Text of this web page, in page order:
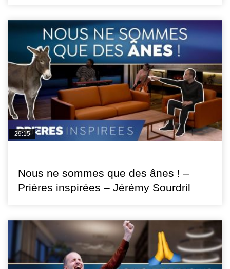
29:15
Nous ne sommes que des ânes ! –
Prières inspirées – Jérémy Sourdril